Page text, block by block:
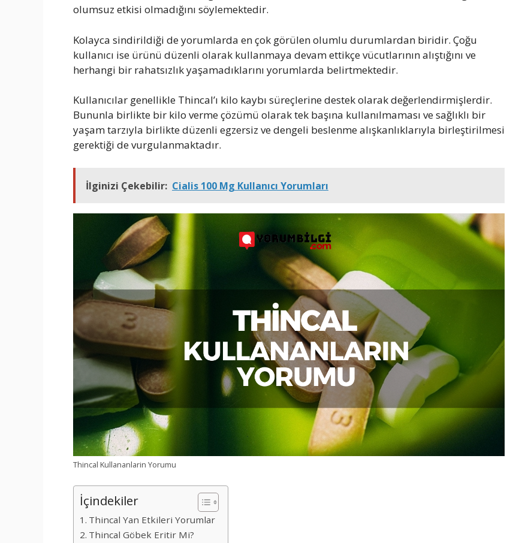
olumsuz etkisi olmadığını söylemektedir.
Kolayca sindirildiği de yorumlarda en çok görülen olumlu durumlardan biridir. Çoğu
kullanıcı ise ürünü düzenli olarak kullanmaya devam ettikçe vücutlarının alıştığını ve
herhangi bir rahatsızlık yaşamadıklarını yorumlarda belirtmektedir.
Kullanıcılar genellikle Thincal’ı kilo kaybı süreçlerine destek olarak değerlendirmişlerdir.
Bununla birlikte bir kilo verme çözümü olarak tek başına kullanılmaması ve sağlıklı bir
yaşam tarzıyla birlikte düzenli egzersiz ve dengeli beslenme alışkanlıklarıyla birleştirilmesi
gerektiği de vurgulanmaktadır.
İlginizi Çekebilir: Cialis 100 Mg Kullanıcı Yorumları
Thincal Kullananlarin Yorumu
İçindekiler
Thincal Yan Etkileri Yorumlar
Thincal Göbek Eritir Mi?